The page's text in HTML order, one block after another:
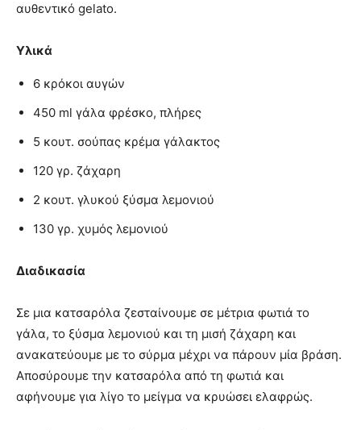
αυθεντικό gelato.
Υλικά
6 κρόκοι αυγών
450 ml γάλα φρέσκο, πλήρες
5 κουτ. σούπας κρέμα γάλακτος
120 γρ. ζάχαρη
2 κουτ. γλυκού ξύσμα λεμονιού
130 γρ. χυμός λεμονιού
Διαδικασία
Σε μια κατσαρόλα ζεσταίνουμε σε μέτρια φωτιά το
γάλα, το ξύσµα λεµονιού και τη μισή ζάχαρη και
ανακατεύουμε με το σύρμα µέχρι να πάρουν μία βράση.
Αποσύρουµε την κατσαρόλα από τη φωτιά και
αφήνουμε για λίγο το μείγμα να κρυώσει ελαφρώς.